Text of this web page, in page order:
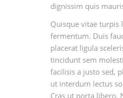
dignissim quis
Quisque vitae turpis
fermentum. Duis
placerat ligula
tincidunt sem
facilisis a justo sed,
ut interdum lectus
Cras ut porta libero.